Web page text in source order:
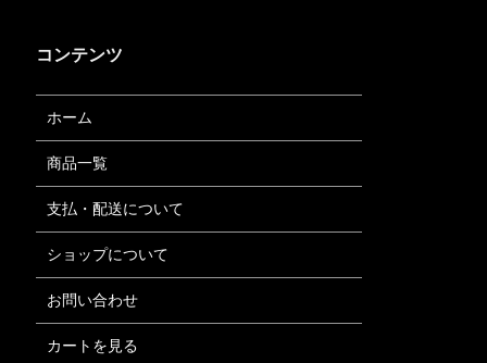
コンテンツ
ホーム
商品一覧
支払・配送について
ショップについて
お問い合わせ
カートを見る